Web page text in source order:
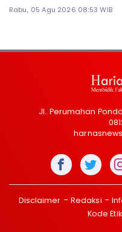
Rabu, 05 Agu 2026 08:53 WIB
Jl. Perumahan
Disclaimer Redaksi
Kode Etik